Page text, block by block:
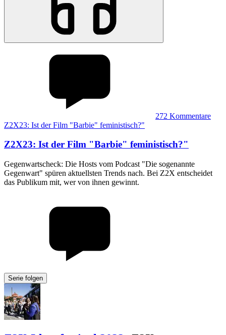
272 Kommentare
Z2X23: Ist der Film "Barbie" feministisch?"
Z2X23: Ist der Film "Barbie" feministisch?"
Gegenwartscheck: Die Hosts vom Podcast "Die sogenannte
Gegenwart" spüren aktuellsten Trends nach. Bei Z2X entscheidet
das Publikum mit, wer von ihnen gewinnt.
Serie folgen